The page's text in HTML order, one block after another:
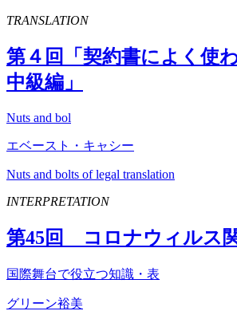
TRANSLATION
第４回「契約書によく使
中級編」
Nuts and bol
エベースト・キャシー
Nuts and bolts of legal translation
INTERPRETATION
第45回 コロナウィルス
国際舞台で役立つ知識・表
グリーン裕美